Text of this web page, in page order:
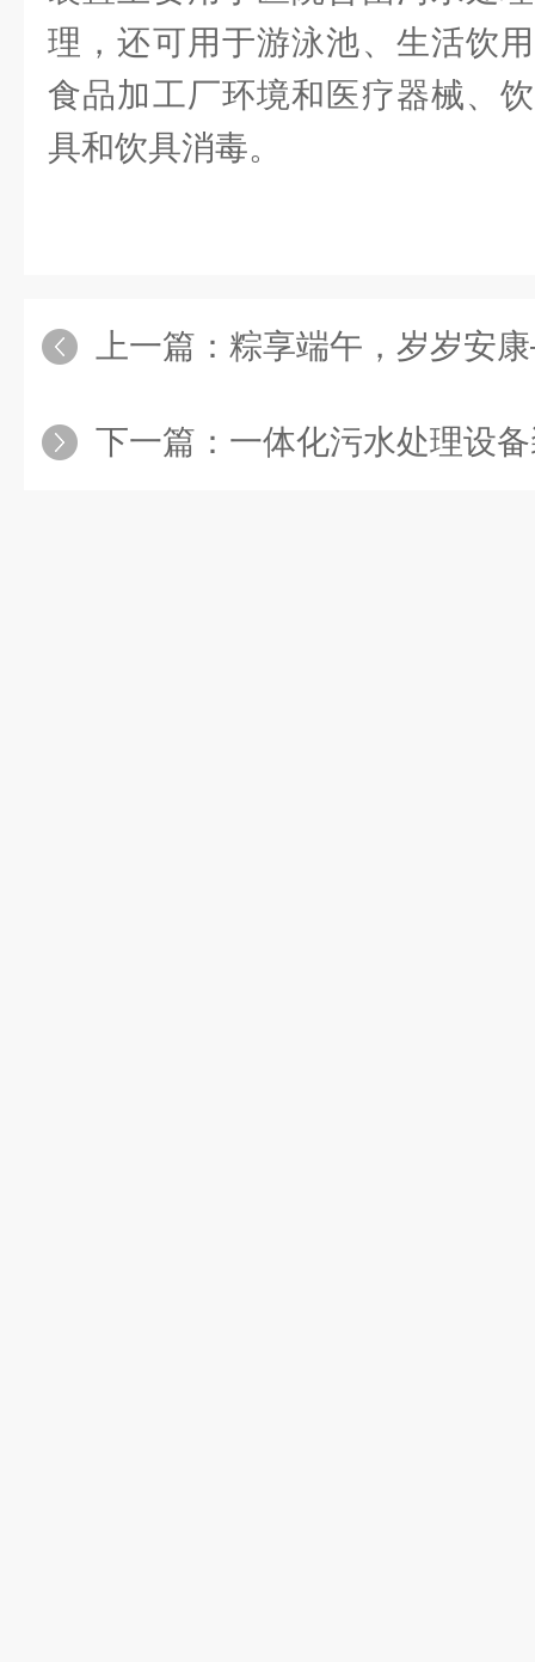
理，还可用于游泳池、生活饮
食品加工厂环境和医疗器械、
具和饮具消毒。
上一篇： 粽享端午，岁岁安康
下一篇： 一体化污水处理设